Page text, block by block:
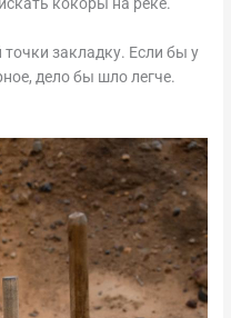
закладку. Если бы у
дело бы шло легче.